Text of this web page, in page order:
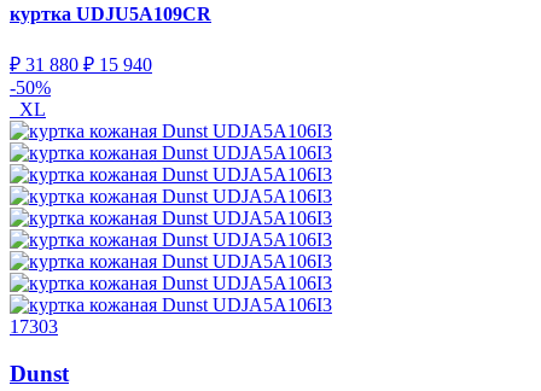
куртка UDJU5A109CR
₽ 31 880 ₽ 15 940
-50%
XL
17303
Dunst